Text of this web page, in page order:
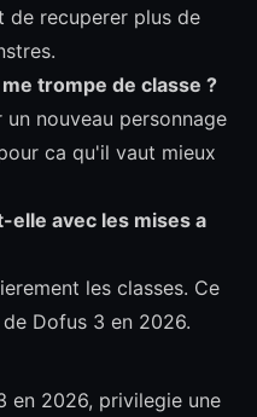
de recuperer plus de
trompe de classe ?
nouveau personnage
ca qu'il vaut mieux
elle avec les mises a
les classes. Ce
Dofus 3 en 2026.
en 2026, privilegie une